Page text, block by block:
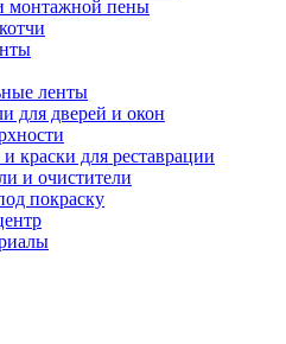
монтажной пены
ленты
для дверей и окон
краски для реставрации
и очистители
покраску